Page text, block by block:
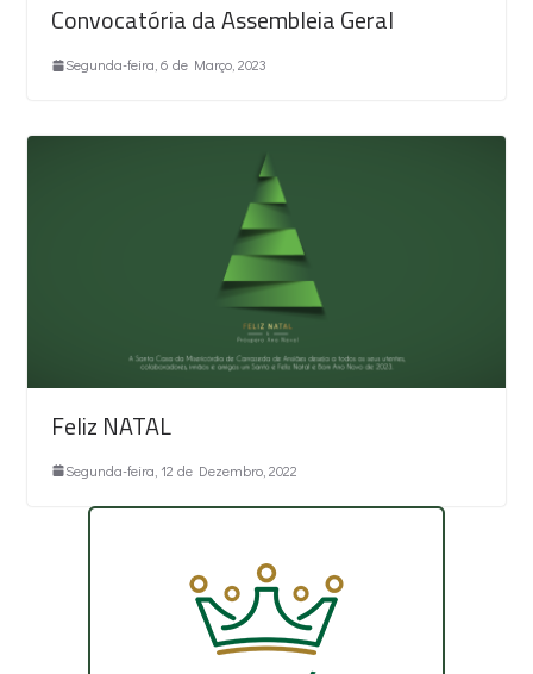
Convocatória da Assembleia Geral
Segunda-feira, 6 de Março, 2023
Feliz NATAL
Segunda-feira, 12 de Dezembro, 2022